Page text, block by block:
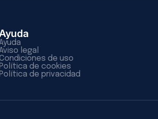
legal
de uso
Política de cookies
Política de privacidad